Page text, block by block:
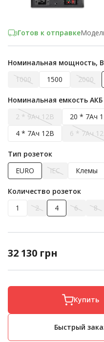
Готов к отправке
Номинальная мощность,
1000
1500 2000
Номинальная емкость АКБ
2 * 9Ач 12В
20 * 7Ач
4 * 7Ач 12В
6 * 7Ач
Тип розеток
EURO
IEC Клемы
Количество розеток
1
2 4 6 8
32 130 грн
Купить
Быстрый